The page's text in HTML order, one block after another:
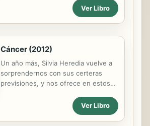
con discapacidad (diversidad
funcional), ya que el aprendizaje con
necesidades educativas especiales
una herramienta fundamental para
que alcancen un aprendizaje integral.
Además, estas tecnologías
contribuyen al fomento de la
interacción y la participación activa, a
la vez que son una fuente de
motivación para adquirir
conocimientos. Así, el uso educativo
Ver Libro
Cáncer (2012)
Un año más, Silvia Heredia vuelve a
sorprendernos con sus certeras
previsiones, y nos ofrece en estos
sobre lo que el 2012 nos depara en
los aspectos más importantes de
nuestra vida (salud, trabajo, amor,
Ver Libro